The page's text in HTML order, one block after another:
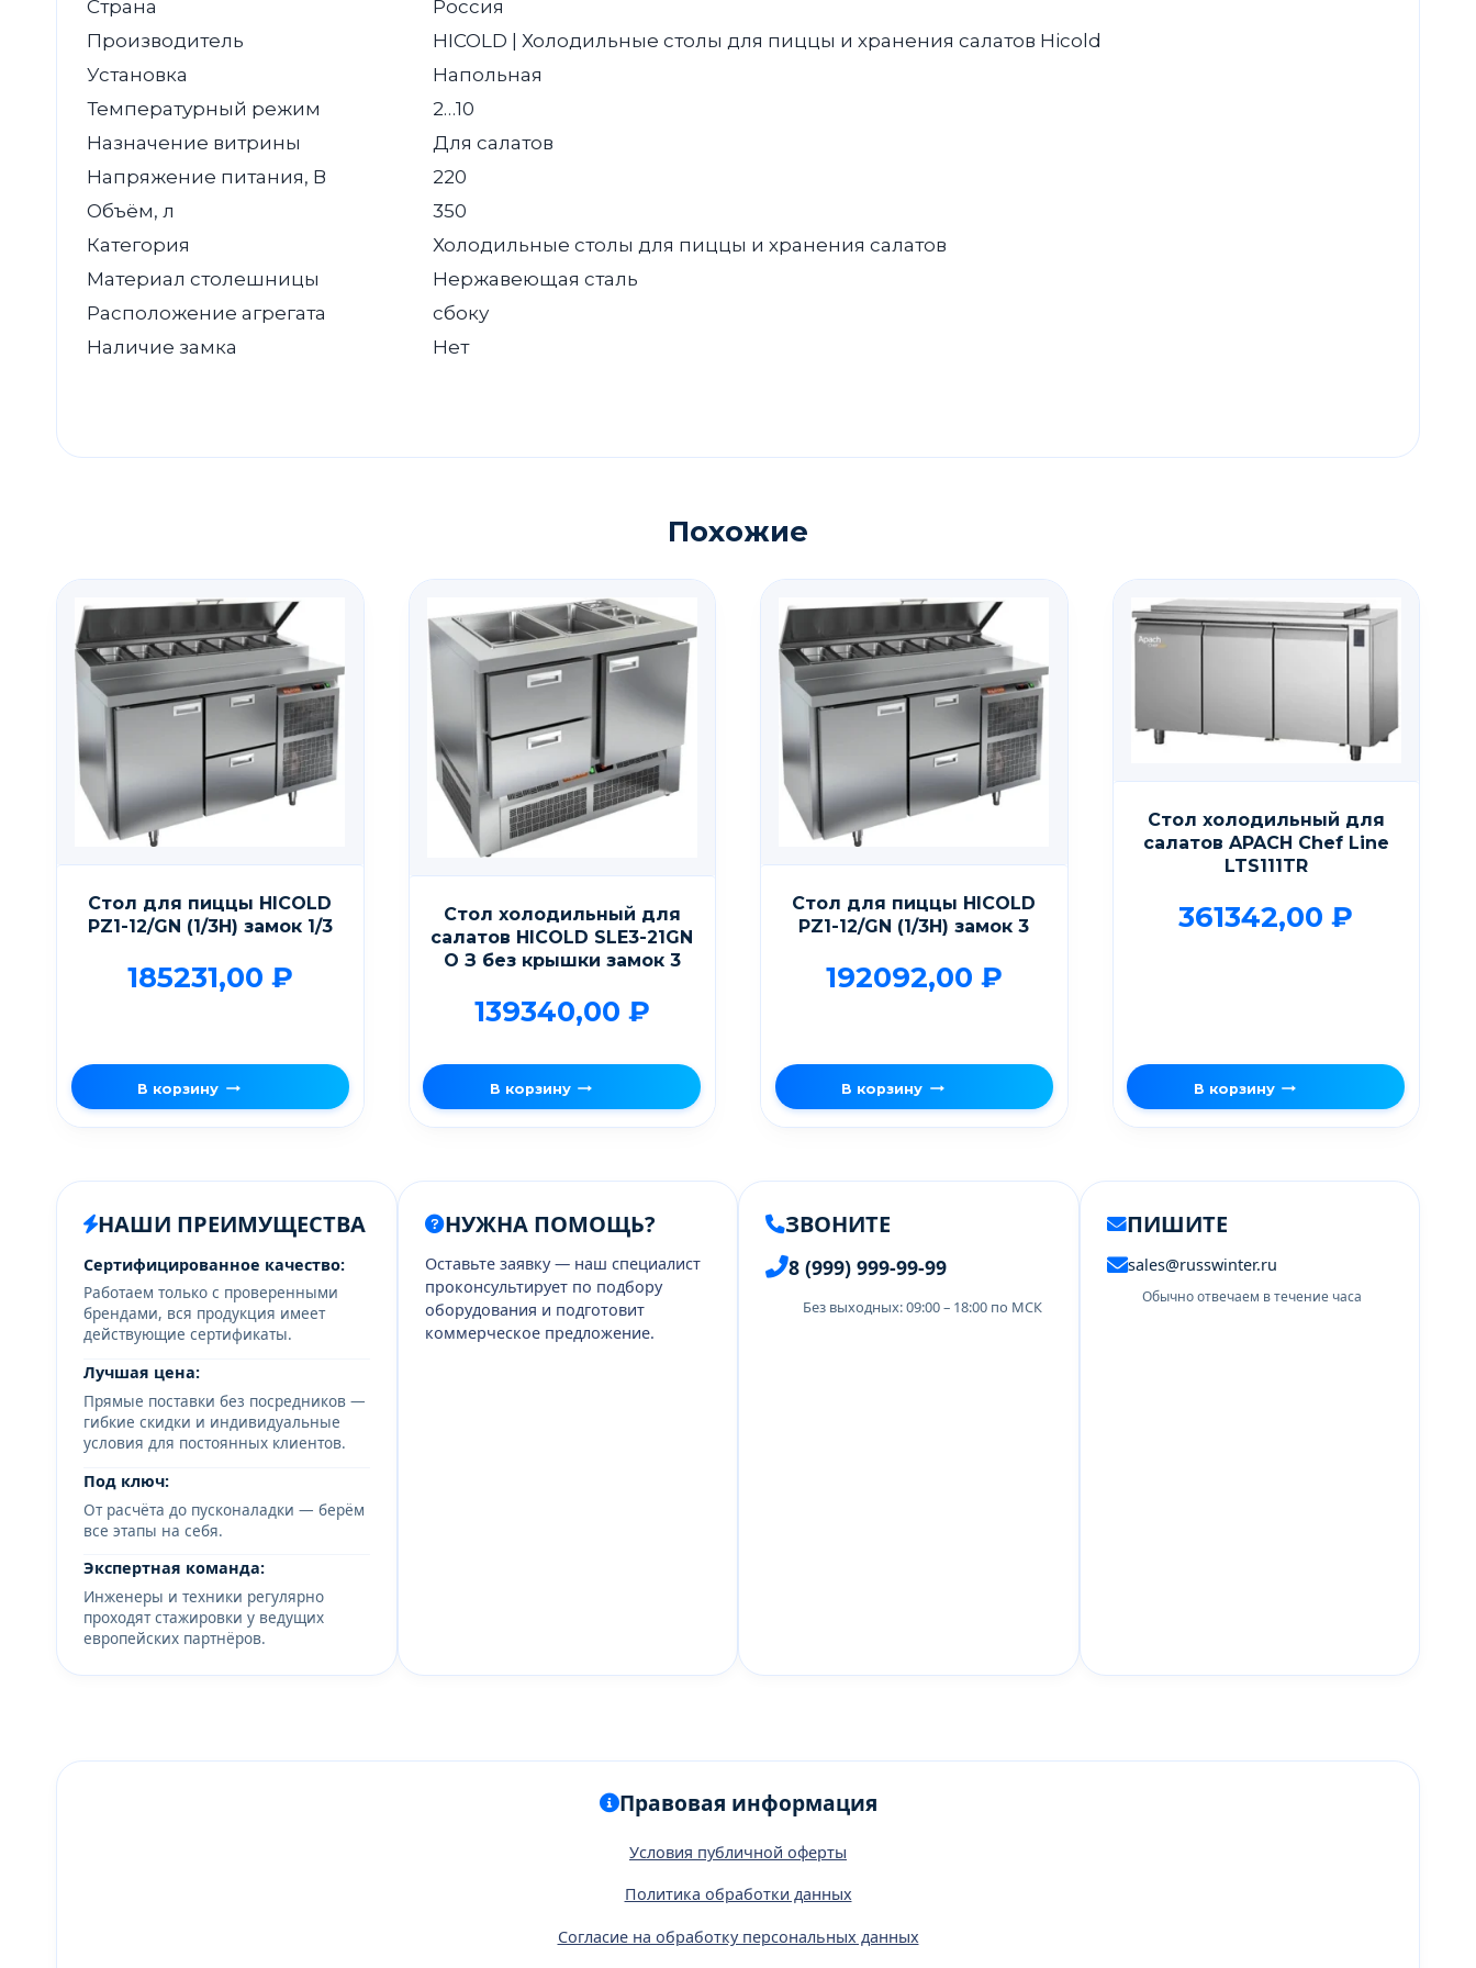
Страна
Россия
Производитель
HICOLD | Холодильные столы для пиццы и хранения салатов Hicold
Установка
Напольная
Температурный режим
2…10
Назначение витрины
Для салатов
Напряжение питания, В
220
Объём, л
350
Категория
Холодильные столы для пиццы и хранения салатов
Материал столешницы
Нержавеющая сталь
Расположение агрегата
сбоку
Наличие замка
Нет
Похожие
Стол для пиццы HICOLD
PZ1-12/GN (1/3H) замок 1/3
185231,00 ₽
В корзину
Стол холодильный для
салатов HICOLD SLE3-21GN
О З без крышки замок 3
139340,00 ₽
В корзину
Стол для пиццы HICOLD
PZ1-12/GN (1/3H) замок 3
192092,00 ₽
В корзину
Стол холодильный для
салатов APACH Chef Line
LTS111TR
361342,00₽
В корзину
НАШИ ПРЕИМУЩЕСТВА
Сертифицированное качество:
Работаем только с проверенными
брендами, вся продукция имеет
действующие сертификаты.
Лучшая цена:
Прямые поставки без посредников —
гибкие скидки и индивидуальные
условия для постоянных клиентов.
Под ключ:
От расчёта до пусконаладки — берём
все этапы на себя.
Экспертная команда:
Инженеры и техники регулярно
проходят стажировки у ведущих
европейских партнёров.
НУЖНА ПОМОЩЬ?
Оставьте заявку — наш специалист
проконсультирует по подбору
оборудования и подготовит
коммерческое предложение.
ЗВОНИТЕ
8 (999) 999-99-99
Без выходных: 09:00 – 18:00 по МСК
ПИШИТЕ
sales@russwinter.ru
Обычно отвечаем в течение часа
Правовая информация
Условия публичной оферты
Политика обработки данных
Согласие на обработку персональных данных